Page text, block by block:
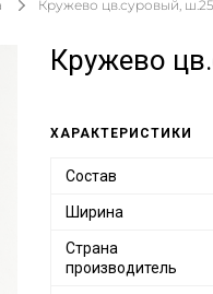
Кружево цв.суровый,
Кружево
ХАРАКТЕРИСТИКИ
Состав
Ширина
Страна
производитель